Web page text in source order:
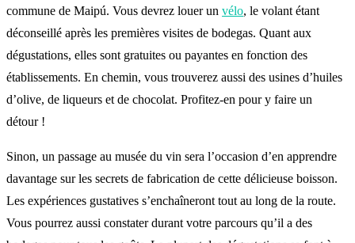
commune de Maipú. Vous devrez louer un vélo, le volant étant
déconseillé après les premières visites de bodegas. Quant aux
dégustations, elles sont gratuites ou payantes en fonction des
établissements. En chemin, vous trouverez aussi des usines d’huiles
d’olive, de liqueurs et de chocolat. Profitez-en pour y faire un
détour !
Sinon, un passage au musée du vin sera l’occasion d’en apprendre
davantage sur les secrets de fabrication de cette délicieuse boisson.
Les expériences gustatives s’enchaîneront tout au long de la route.
Vous pourrez aussi constater durant votre parcours qu’il a des